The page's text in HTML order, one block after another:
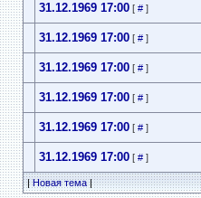
31.12.1969 17:00[ #]
31.12.1969 17:00[ #]
31.12.1969 17:00[ #]
31.12.1969 17:00[ #]
31.12.1969 17:00[ #]
31.12.1969 17:00[ #]
|Новая тема|